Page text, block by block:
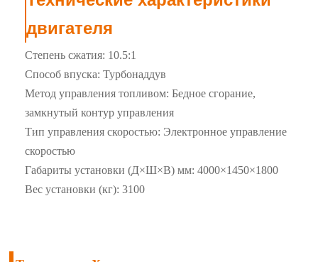
двигателя
Степень сжатия: 10.5:1
Способ впуска: Турбонаддув
Метод управления топливом: Бедное сгорание,
замкнутый контур управления
Тип управления скоростью: Электронное управление
скоростью
Габариты установки (Д×Ш×В) мм: 4000×1450×1800
Вес установки (кг): 3100